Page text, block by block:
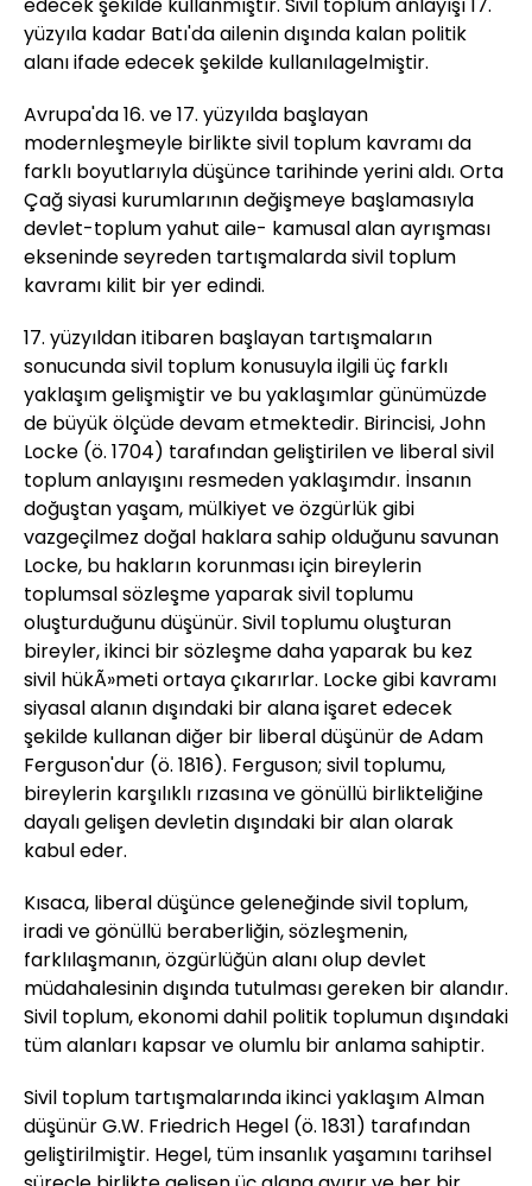
yüzyıla kadar Batı'da ailenin dışında kalan politik
alanı ifade edecek şekilde kullanılagelmiştir.
Avrupa'da 16. ve 17. yüzyılda başlayan
modernleşmeyle birlikte sivil toplum kavramı da
farklı boyutlarıyla düşünce tarihinde yerini aldı. Orta
Çağ siyasi kurumlarının değişmeye başlamasıyla
devlet-toplum yahut aile- kamusal alan ayrışması
ekseninde seyreden tartışmalarda sivil toplum
kavramı kilit bir yer edindi.
17. yüzyıldan itibaren başlayan tartışmaların
sonucunda sivil toplum konusuyla ilgili üç farklı
yaklaşım gelişmiştir ve bu yaklaşımlar günümüzde
de büyük ölçüde devam etmektedir. Birincisi, John
Locke (ö. 1704) tarafından geliştirilen ve liberal sivil
toplum anlayışını resmeden yaklaşımdır. İnsanın
doğuştan yaşam, mülkiyet ve özgürlük gibi
vazgeçilmez doğal haklara sahip olduğunu savunan
Locke, bu hakların korunması için bireylerin
toplumsal sözleşme yaparak sivil toplumu
oluşturduğunu düşünür. Sivil toplumu oluşturan
bireyler, ikinci bir sözleşme daha yaparak bu kez
sivil hükÃ»meti ortaya çıkarırlar. Locke gibi kavramı
siyasal alanın dışındaki bir alana işaret edecek
şekilde kullanan diğer bir liberal düşünür de Adam
Ferguson'dur (ö. 1816). Ferguson; sivil toplumu,
bireylerin karşılıklı rızasına ve gönüllü birlikteliğine
dayalı gelişen devletin dışındaki bir alan olarak
kabul eder.
Kısaca, liberal düşünce geleneğinde sivil toplum,
iradi ve gönüllü beraberliğin, sözleşmenin,
farklılaşmanın, özgürlüğün alanı olup devlet
müdahalesinin dışında tutulması gereken bir alandır.
Sivil toplum, ekonomi dahil politik toplumun dışındaki
tüm alanları kapsar ve olumlu bir anlama sahiptir.
Sivil toplum tartışmalarında ikinci yaklaşım Alman
düşünür G.W. Friedrich Hegel (ö. 1831) tarafından
geliştirilmiştir. Hegel, tüm insanlık yaşamını tarihsel